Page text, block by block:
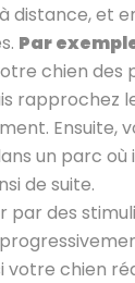
distance, et
Par
chien des
rapprochez
Ensuite,
un parc où
de suite.
par des
votre chien